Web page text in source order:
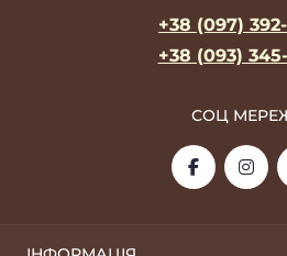
+38 (097)
+38 (093)
СОЦ